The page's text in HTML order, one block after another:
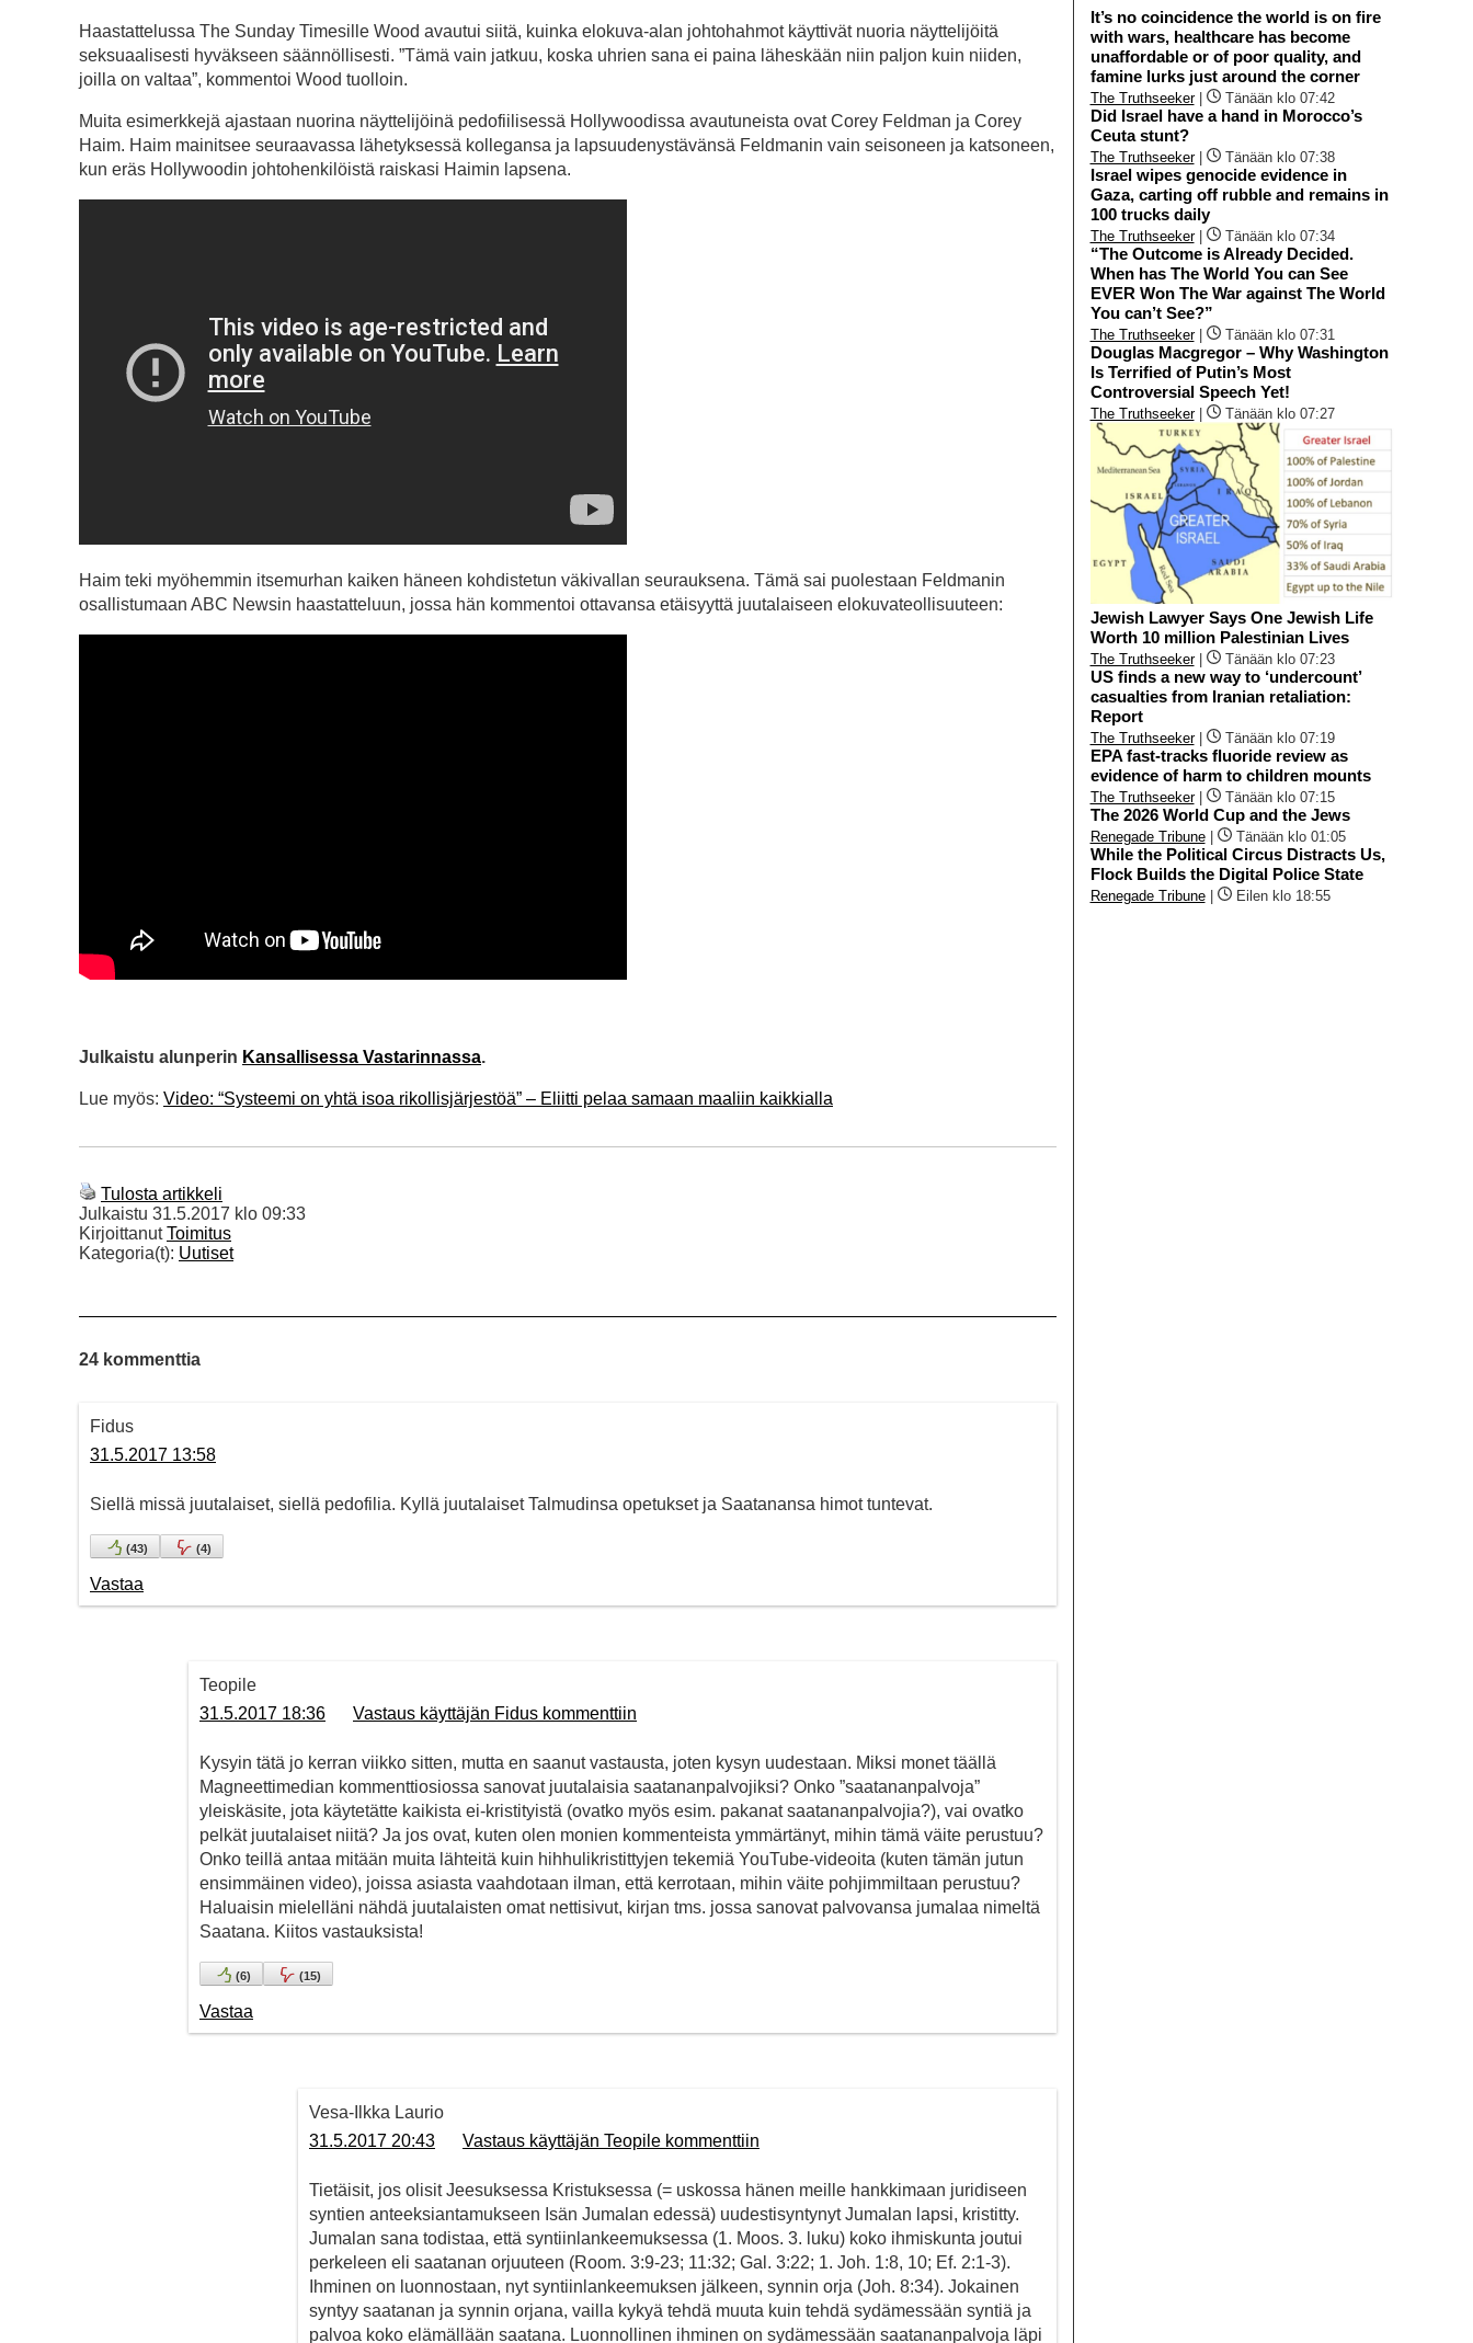
Haastattelussa The Sunday Timesille Wood avautui siitä, kuinka elokuva-alan johtohahmot käyttivät nuoria näyttelijöitä
seksuaalisesti hyväkseen säännöllisesti. ”Tämä vain jatkuu, koska uhrien sana ei paina läheskään niin paljon kuin niiden,
joilla on valtaa”, kommentoi Wood tuolloin.
Muita esimerkkejä ajastaan nuorina näyttelijöinä pedofiilisessä Hollywoodissa avautuneista ovat Corey Feldman ja Corey
Haim. Haim mainitsee seuraavassa lähetyksessä kollegansa ja lapsuudenystävänsä Feldmanin vain seisoneen ja katsoneen,
kun eräs Hollywoodin johtohenkilöistä raiskasi Haimin lapsena.
Haim teki myöhemmin itsemurhan kaiken häneen kohdistetun väkivallan seurauksena. Tämä sai puolestaan Feldmanin
osallistumaan ABC Newsin haastatteluun, jossa hän kommentoi ottavansa etäisyyttä juutalaiseen elokuvateollisuuteen:
Julkaistu alunperin Kansallisessa Vastarinnassa.
Lue myös: Video: “Systeemi on yhtä isoa rikollisjärjestöä” – Eliitti pelaa samaan maaliin kaikkialla
Tulosta artikkeli
Julkaistu 31.5.2017 klo 09:33
KirjoittanutToimitus
Kategoria(t): Uutiset
24 kommenttia
Fidus
31.5.2017 13:58
Siellä missä juutalaiset, siellä pedofilia. Kyllä juutalaiset Talmudinsa opetukset ja Saatanansa himot tuntevat.
(43) (4)
Vastaa
Teopile
31.5.2017 18:36
Vastaus käyttäjän Fidus kommenttiin
Kysyin tätä jo kerran viikko sitten, mutta en saanut vastausta, joten kysyn uudestaan. Miksi monet täällä
Magneettimedian kommenttiosiossa sanovat juutalaisia saatananpalvojiksi? Onko ”saatananpalvoja”
yleiskäsite, jota käytetätte kaikista ei-kristityistä (ovatko myös esim. pakanat saatananpalvojia?), vai ovatko
pelkät juutalaiset niitä? Ja jos ovat, kuten olen monien kommenteista ymmärtänyt, mihin tämä väite perustuu?
Onko teillä antaa mitään muita lähteitä kuin hihhulikristittyjen tekemiä YouTube-videoita (kuten tämän jutun
ensimmäinen video), joissa asiasta vaahdotaan ilman, että kerrotaan, mihin väite pohjimmiltaan perustuu?
Haluaisin mielelläni nähdä juutalaisten omat nettisivut, kirjan tms. jossa sanovat palvovansa jumalaa nimeltä
Saatana. Kiitos vastauksista!
(6) (15)
Vastaa
Vesa-Ilkka Laurio
31.5.2017 20:43
Vastaus käyttäjän Teopile kommenttiin
Tietäisit, jos olisit Jeesuksessa Kristuksessa (= uskossa hänen meille hankkimaan juridiseen
syntien anteeksiantamukseen Isän Jumalan edessä) uudestisyntynyt Jumalan lapsi, kristitty.
Jumalan sana todistaa, että syntiinlankeemuksessa (1. Moos. 3. luku) koko ihmiskunta joutui
perkeleen eli saatanan orjuuteen (Room. 3:9-23; 11:32; Gal. 3:22; 1. Joh. 1:8, 10; Ef. 2:1-3).
Ihminen on luonnostaan, nyt syntiinlankeemuksen jälkeen, synnin orja (Joh. 8:34). Jokainen
syntyy saatanan ja synnin orjana, vailla kykyä tehdä muuta kuin tehdä sydämessään syntiä ja
palvoa koko elämällään saatana. Luonnollinen ihminen on sydämessään saatananpalvoja läpi
It’s no coincidence the world is on fire
with wars, healthcare has become
unaffordable or of poor quality, and
famine lurks just around the corner
The Truthseeker| Tänään klo 07:42
Did Israel have a hand in Morocco’s
Ceuta stunt?
The Truthseeker| Tänään klo 07:38
Israel wipes genocide evidence in
Gaza, carting off rubble and remains in
100 trucks daily
The Truthseeker| Tänään klo 07:34
“The Outcome is Already Decided.
When has The World You can See
EVER Won The War against The World
You can’t See?”
The Truthseeker| Tänään klo 07:31
Douglas Macgregor – Why Washington
Is Terrified of Putin’s Most
Controversial Speech Yet!
The Truthseeker| Tänään klo 07:27
Jewish Lawyer Says One Jewish Life
Worth 10 million Palestinian Lives
The Truthseeker| Tänään klo 07:23
US finds a new way to ‘undercount’
casualties from Iranian retaliation:
Report
The Truthseeker| Tänään klo 07:19
EPA fast-tracks fluoride review as
evidence of harm to children mounts
The Truthseeker| Tänään klo 07:15
The 2026 World Cup and the Jews
Renegade Tribune| Tänään klo 01:05
While the Political Circus Distracts Us,
Flock Builds the Digital Police State
Renegade Tribune| Eilen klo 18:55